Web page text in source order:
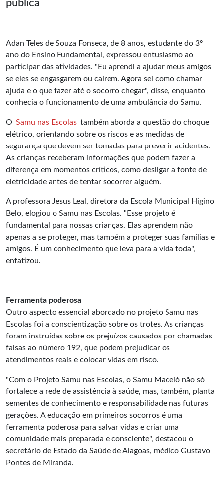
pública
Adan Teles de Souza Fonseca, de 8 anos, estudante do 3º
ano do Ensino Fundamental, expressou entusiasmo ao
participar das atividades. "Eu aprendi a ajudar meus amigos
se eles se engasgarem ou caírem. Agora sei como chamar
ajuda e o que fazer até o socorro chegar", disse, enquanto
conhecia o funcionamento de uma ambulância do Samu.
O Samu nas Escolas também aborda a questão do choque
elétrico, orientando sobre os riscos e as medidas de
segurança que devem ser tomadas para prevenir acidentes.
As crianças receberam informações que podem fazer a
diferença em momentos críticos, como desligar a fonte de
eletricidade antes de tentar socorrer alguém.
A professora Jesus Leal, diretora da Escola Municipal Higino
Belo, elogiou o Samu nas Escolas. "Esse projeto é
fundamental para nossas crianças. Elas aprendem não
apenas a se proteger, mas também a proteger suas famílias e
amigos. É um conhecimento que leva para a vida toda",
enfatizou.
Ferramenta poderosa
Outro aspecto essencial abordado no projeto Samu nas
Escolas foi a conscientização sobre os trotes. As crianças
foram instruídas sobre os prejuízos causados por chamadas
falsas ao número 192, que podem prejudicar os
atendimentos reais e colocar vidas em risco.
"Com o Projeto Samu nas Escolas, o Samu Maceió não só
fortalece a rede de assistência à saúde, mas, também, planta
sementes de conhecimento e responsabilidade nas futuras
gerações. A educação em primeiros socorros é uma
ferramenta poderosa para salvar vidas e criar uma
comunidade mais preparada e consciente", destacou o
secretário de Estado da Saúde de Alagoas, médico Gustavo
Pontes de Miranda.